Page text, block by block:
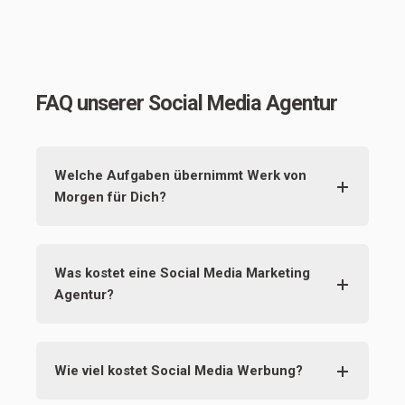
FAQ unserer Social Media Agentur
Welche Aufgaben übernimmt Werk von
Morgen für Dich?
Was kostet eine Social Media Marketing
Agentur?
Wie viel kostet Social Media Werbung?